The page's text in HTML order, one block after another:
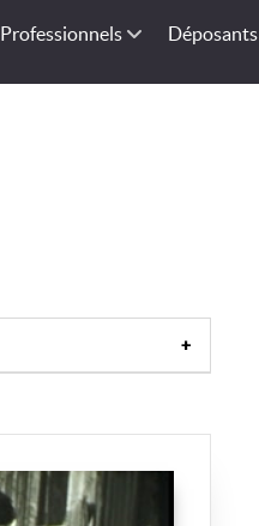
Professionnels Déposants